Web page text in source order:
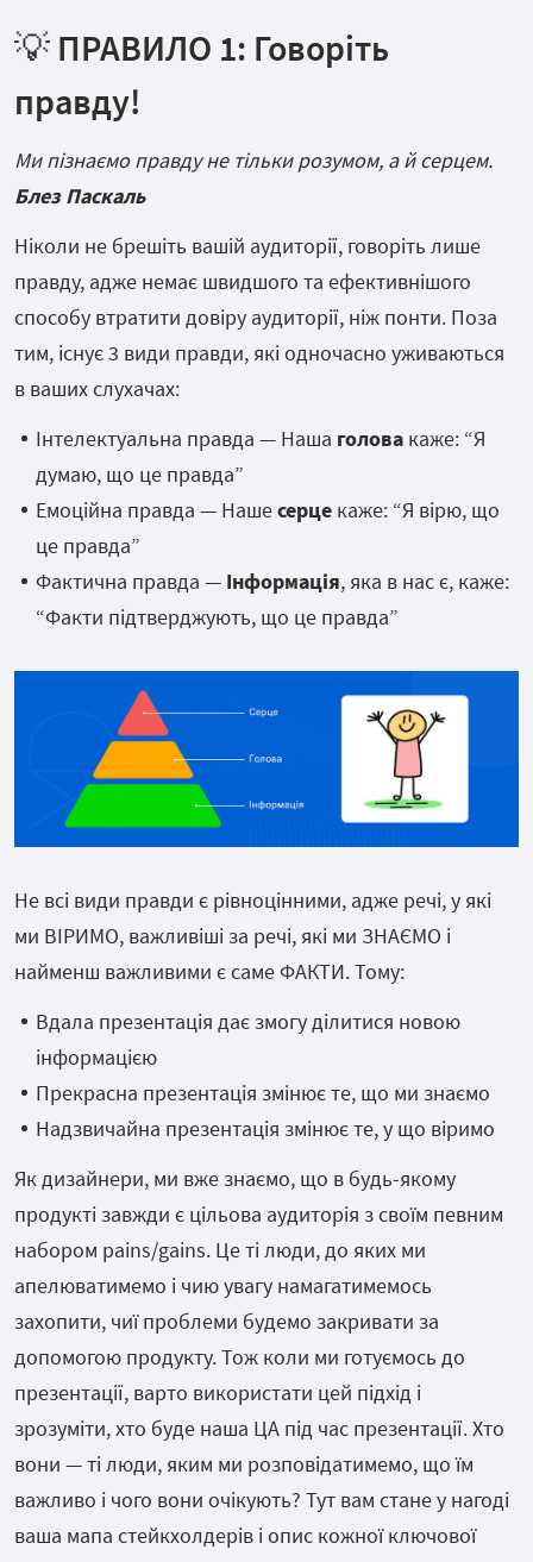
💡 ПРАВИЛО 1: Говоріть
правду!
Ми пізнаємо правду не тільки розумом, а й серцем.
Блез Паскаль
Ніколи не брешіть вашій аудиторії, говоріть лише
правду, адже немає швидшого та ефективнішого
способу втратити довіру аудиторії, ніж понти. Поза
тим, існує 3 види правди, які одночасно уживаються
в ваших слухачах:
Інтелектуальна правда — Наша голова каже: “Я
думаю, що це правда”
Емоційна правда — Нашесерце каже: “Я вірю, що
це правда”
Фактична правда — Інформація, яка в нас є, каже:
“Факти підтверджують, що це правда”
Не всі види правди є рівноцінними, адже речі, у які
ми ВІРИМО, важливіші за речі, які ми ЗНАЄМО і
найменш важливими є саме ФАКТИ. Тому:
Вдала презентація дає змогу ділитися новою
інформацією
Прекрасна презентація змінює те, що ми знаємо
Надзвичайна презентація змінює те, у що віримо
Як дизайнери, ми вже знаємо, що в будь-якому
продукті завжди є цільова аудиторія з своїм певним
набором pains/gains. Це ті люди, до яких ми
апелюватимемо і чию увагу намагатимемось
захопити, чиї проблеми будемо закривати за
допомогою продукту. Тож коли ми готуємось до
презентації, варто використати цей підхід і
зрозуміти, хто буде наша ЦА під час презентації. Хто
вони — ті люди, яким ми розповідатимемо, що їм
важливо і чого вони очікують? Тут вам стане у нагоді
ваша мапа стейкхолдерів і опис кожної ключової